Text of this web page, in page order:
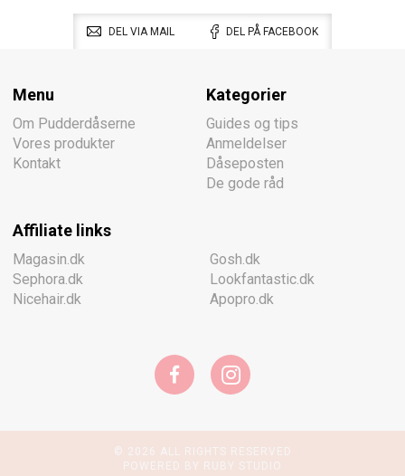
DEL VIA MAIL DEL PÅ FACEBOOK
Menu
Om Pudderdåserne
Vores produkter
Kontakt
Kategorier
Guides og tips
Anmeldelser
Dåseposten
De gode råd
Affiliate links
Magasin.dk
Sephora.dk
Nicehair.dk
Gosh.dk
Lookfantastic.dk
Apopro.dk
© 2026 ALL RIGHTS RESERVED
POWERED BY RUBY STUDIO